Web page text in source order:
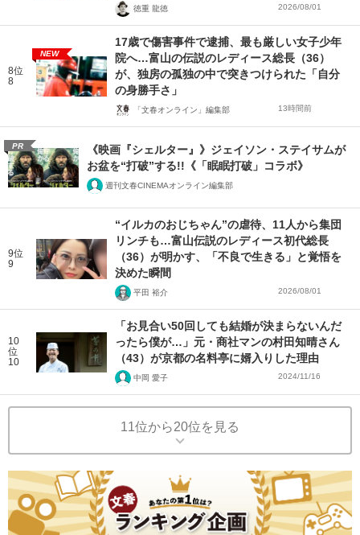
徳重 龍徳 2026/08/01
8位
8
NEW
17歳で傷害事件で逮捕、最も厳しい女子少年
院へ…富山の伝説のレディース総長（36）
が、独房の孤独の中で突きつけられた「自分
の身勝手さ」
「文春オンライン」編集部 13時間前
PR
《映画『シェルター』》ジェイソン・ステイサムが
お盆を“打破”する!!《「眠眠打破」コラボ》
週刊文春CINEMAオンライン編集部
9位
9
“イルカのおじちゃん”の虐待、11人から集団
リンチも…富山伝説のレディース初代総長
（36）が明かす、「不良で生きる」と覚悟を
決めた瞬間
平田 裕介 2026/08/01
10
位
10
「お見合い50回しても結婚が決まらないんだ
ったら僕が…」元・商社マンの村田知晴さん
（43）が京都の名料亭に婿入りした理由
中岡 愛子 2024/11/16
11位から20位を見る